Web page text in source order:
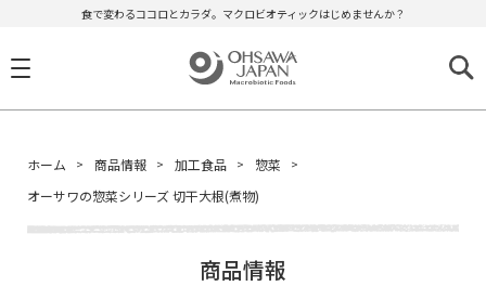
食で変わるココロとカラダ。マクロビオティックはじめませんか？
ホーム 商品情報 加工食品
惣菜
オーサワの惣菜シリーズ 切干大根(煮物)
商品情報